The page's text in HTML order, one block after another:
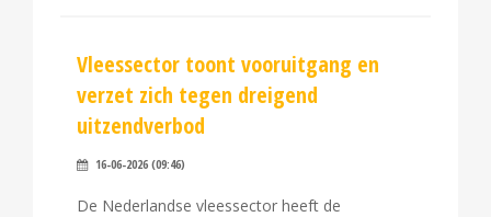
Vleessector toont vooruitgang en
verzet zich tegen dreigend
uitzendverbod
16-06-2026 (09:46)
De Nederlandse vleessector heeft de